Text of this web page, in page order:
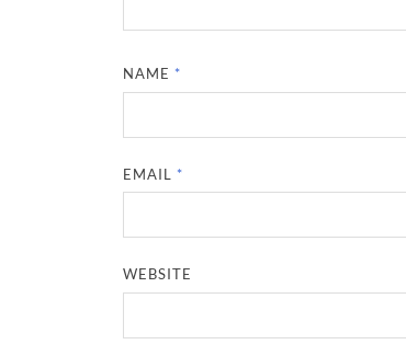
NAME *
EMAIL *
WEBSITE